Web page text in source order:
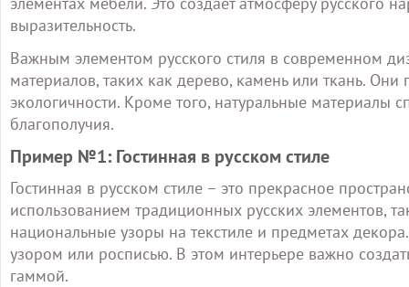
выразительность.
Важным элементом русского стиля в современном
материалов, таких как дерево, камень или ткань.
экологичности. Кроме того, натуральные
благополучия.
Пример №1: Гостинная в русском стиле
Гостинная в русском стиле – это прекрасное
использованием традиционных русских элементов,
национальные узоры на текстиле и предметах
узором или росписью. В этом интерьере важно
гаммой.